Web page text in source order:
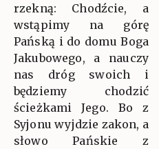
rzekną: Chodźcie, a
wstąpimy na górę
Pańską i do domu Boga
Jakubowego, a nauczy
nas dróg swoich i
będziemy chodzić
ścieżkami Jego. Bo z
Syjonu wyjdzie zakon, a
słowo Pańskie z